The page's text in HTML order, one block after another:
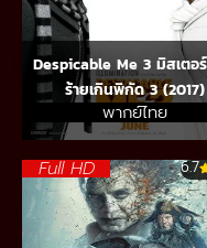
Despicable Me 3 มิสเตอ
ร้ายเกินพิกัด 3 (2017)
พากย์ไทย
Full HD 6.7